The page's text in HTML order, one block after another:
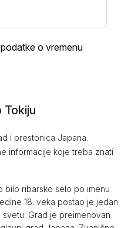
o vremenu
Tokiju
i prestonica Japana.
informacije koje treba znati
bilo ribarsko selo po imenu
18. veka postao je jedan
Grad je preimenovan